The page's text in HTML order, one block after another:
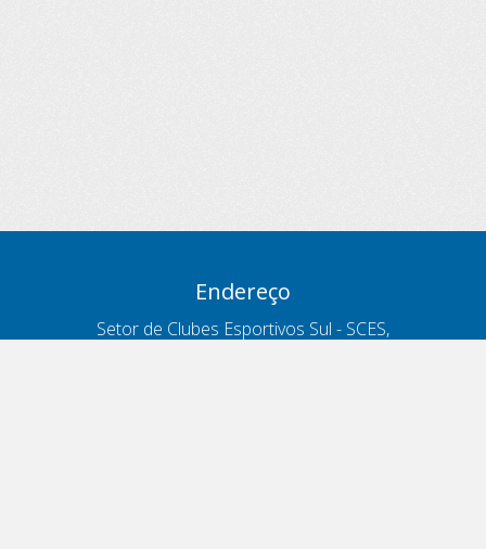
Endereço
Setor de Clubes Esportivos Sul - SCES,